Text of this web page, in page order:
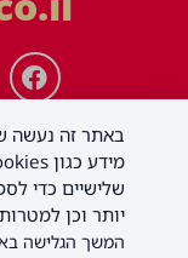
באתר זה נעשה
שלישיים כדי
יותר וכן
המשך הגלישה